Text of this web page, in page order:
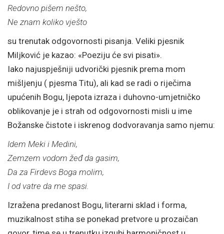
Redovno pišem nešto,
Ne znam koliko vješto
su trenutak odgovornosti pisanja. Veliki pjesnik
Miljković je kazao: «Poeziju će svi pisati».
Iako najuspješniji udvorički pjesnik prema mom
mišljenju ( pjesma Titu), ali kad se radi o riječima
upućenih Bogu, ljepota izraza i duhovno-umjetničko
oblikovanje je i strah od odgovornosti misli u ime
Božanske čistote i iskrenog dodvoravanja samo njemu:
Idem Meki i Medini,
Zemzem vodom žeđ da gasim,
Da za Firdevs Boga molim,
I od vatre da me spasi.
Izražena predanost Bogu, literarni sklad i forma,
muzikalnost stiha se ponekad pretvore u prozaičan